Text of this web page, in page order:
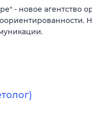
- новое агентство